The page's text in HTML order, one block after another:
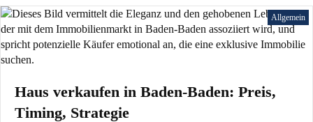
Allgemein
Haus verkaufen in Baden-Baden: Preis,
Timing, Strategie